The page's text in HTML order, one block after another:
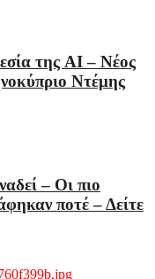
της AI – Νέος
Ντέμης
– Οι πιο
ποτέ – Δείτε